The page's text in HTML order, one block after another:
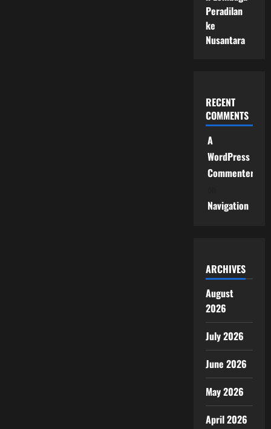
Peradilan
ke
Nusantara
RECENT
COMMENTS
A
WordPress
Commenter
Navigation
ARCHIVES
August
2026
July 2026
June 2026
May 2026
April 2026